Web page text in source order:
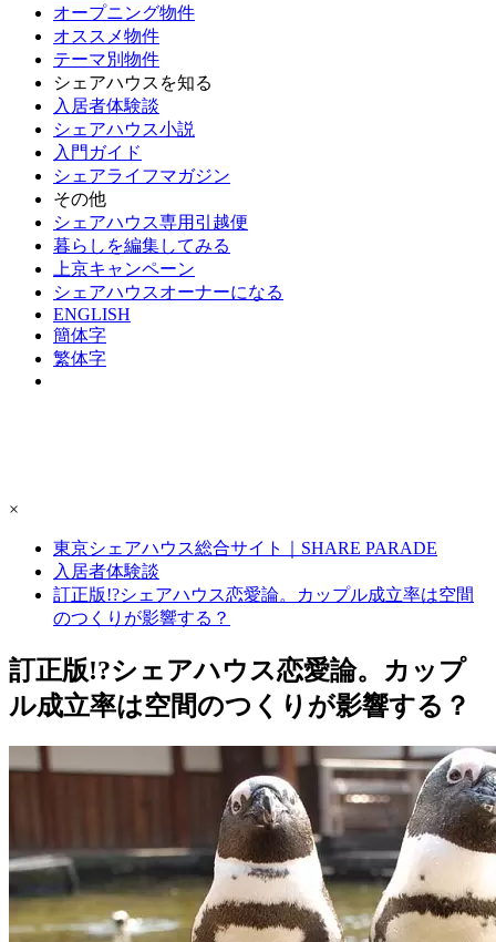
オープニング物件
オススメ物件
テーマ別物件
シェアハウスを知る
入居者体験談
シェアハウス小説
入門ガイド
シェアライフマガジン
その他
シェアハウス専用引越便
暮らしを編集してみる
上京キャンペーン
シェアハウスオーナーになる
ENGLISH
簡体字
繁体字
×
東京シェアハウス総合サイト｜SHARE PARADE
入居者体験談
訂正版!?シェアハウス恋愛論。カップル成立率は空間
のつくりが影響する？
訂正版!?シェアハウス恋愛論。カップ
ル成立率は空間のつくりが影響する？